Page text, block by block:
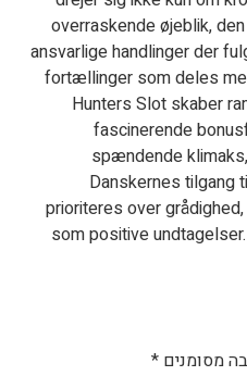
overraskende øjeblik,
ansvarlige handlinger der
fortællinger som deles
Hunters Slot skaber
fascinerende
spændende
Danskernes tilgang
prioriteres over
som positive
מסומנים *